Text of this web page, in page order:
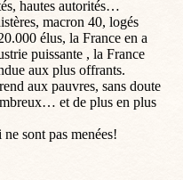
hautes autorités…
macron 40, logés
élus, la France en a
puissante , la France
aux plus offrants.
aux pauvres, sans doute
et de plus en plus
sont pas menées!